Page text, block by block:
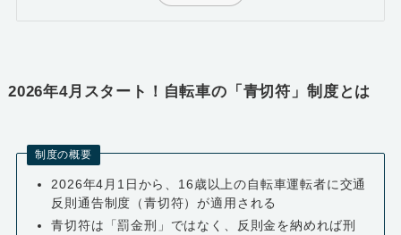
2026年4月スタート！自転車の「青切符」制度とは
制度の概要
2026年4月1日から、16歳以上の自転車運転者に交通
反則通告制度（青切符）が適用される
青切符は「罰金刑」ではなく、反則金を納めれば刑